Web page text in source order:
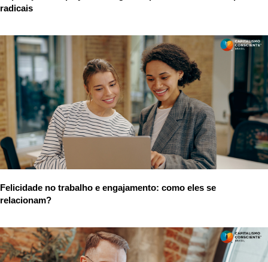
radicais
Felicidade no trabalho e engajamento: como eles se
relacionam?